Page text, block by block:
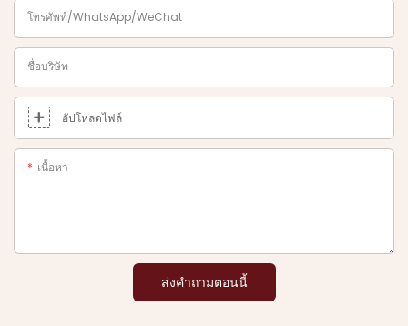
โทรศัพท์/WhatsApp/WeChat
ชื่อบริษัท
อัปโหลดไฟล์
เนื้อหา
ส่งคำถามตอนนี้